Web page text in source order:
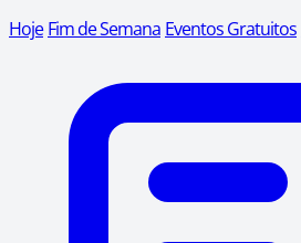
Hoje Fim de Semana Eventos Gratuitos